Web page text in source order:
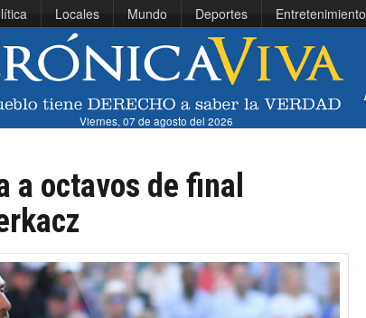
Locales Mundo Deportes Entretenimiento
Viernes, 07 de agosto del 2026
a octavos de final